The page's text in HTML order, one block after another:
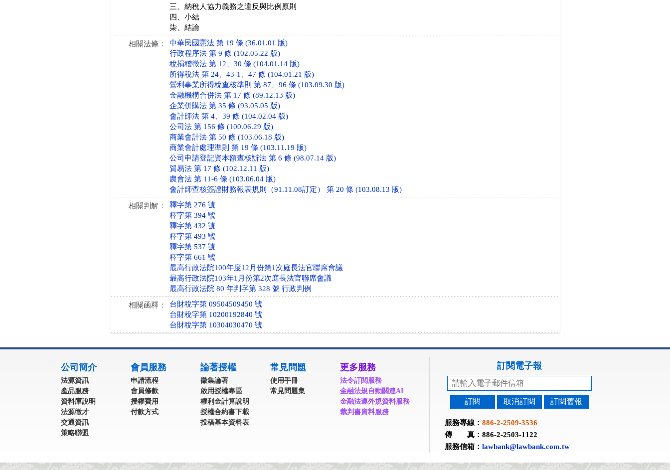
三、納稅人協力義務之違反與比例原則
四、小結
柒、結論
相關法條：
中華民國憲法 第 19 條 (36.01.01 版)
行政程序法 第 9 條 (102.05.22 版)
稅捐稽徵法 第 12、30 條 (104.01.14 版)
所得稅法 第 24、43-1、47 條 (104.01.21 版)
營利事業所得稅查核準則 第 87、96 條 (103.09.30 版)
金融機構合併法 第 17 條 (89.12.13 版)
企業併購法 第 35 條 (93.05.05 版)
會計師法 第 4、39 條 (104.02.04 版)
公司法 第 156 條 (100.06.29 版)
商業會計法 第 50 條 (103.06.18 版)
商業會計處理準則 第 19 條 (103.11.19 版)
公司申請登記資本額查核辦法 第 6 條 (98.07.14 版)
貿易法 第 17 條 (102.12.11 版)
農會法 第 11-6 條 (103.06.04 版)
會計師查核簽證財務報表規則（91.11.08訂定） 第 20 條 (103.08.13 版)
相關判解：
釋字第 276 號
釋字第 394 號
釋字第 432 號
釋字第 493 號
釋字第 537 號
釋字第 661 號
最高行政法院100年度12月份第1次庭長法官聯席會議
最高行政法院103年1月份第2次庭長法官聯席會議
最高行政法院 80 年判字第 328 號 行政判例
相關函釋：
台財稅字第 09504509450 號
台財稅字第 10200192840 號
台財稅字第 10304030470 號
公司簡介
法源資訊
產品服務
資料庫說明
法源徵才
交通資訊
策略聯盟
會員服務
申請流程
會員條款
授權費用
付款方式
論著授權
徵集論著
啟用授權專區
權利金計算說明
授權合約書下載
投稿基本資料表
常見問題
使用手冊
常見問題集
更多服務
法令訂閱服務
金融法規自動關連AI
金融法遵外規資料服務
裁判書資料服務
訂閱電子報
訂閱 取消訂閱 訂閱舊報
服務專線： 886-2-2509-3536
傳 真：886-2-2503-1122
服務信箱： lawbank@lawbank.com.tw